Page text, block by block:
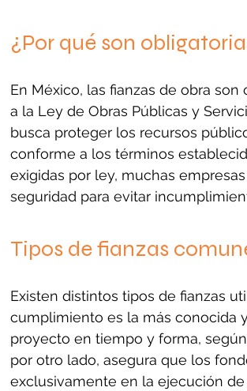
¿Por qué son
En México, las fianzas de obra
a la Ley de Obras Públicas y
busca proteger los recursos
conforme a los términos
exigidas por ley, muchas
seguridad para evitar
Tipos de fianzas
Existen distintos tipos de fianzas
cumplimiento es la más conocida
proyecto en tiempo y forma,
por otro lado, asegura que los
exclusivamente en la ejecución